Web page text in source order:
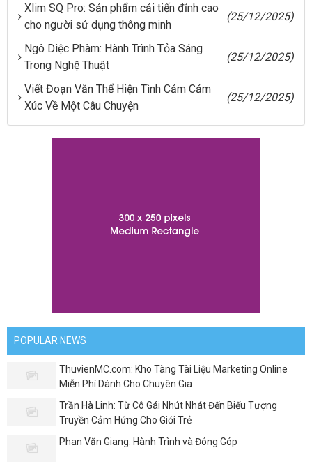
Xlim SQ Pro: Sản phẩm cải tiến đỉnh cao
cho người sử dụng thông minh
(25/12/2025)
Ngô Diệc Phàm: Hành Trình Tỏa Sáng
Trong Nghệ Thuật
(25/12/2025)
Viết Đoạn Văn Thể Hiện Tình Cảm Cảm
Xúc Về Một Câu Chuyện
(25/12/2025)
POPULAR NEWS
ThuvienMC.com: Kho Tàng Tài Liệu Marketing Online
Miễn Phí Dành Cho Chuyên Gia
Trần Hà Linh: Từ Cô Gái Nhút Nhát Đến Biểu Tượng
Truyền Cảm Hứng Cho Giới Trẻ
Phan Văn Giang: Hành Trình và Đóng Góp